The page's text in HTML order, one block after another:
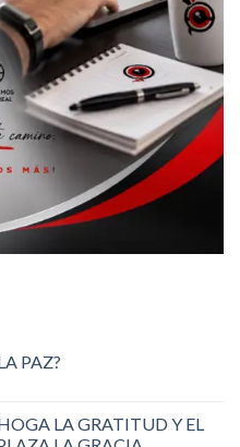
PAZ?
LA GRATITUD Y EL